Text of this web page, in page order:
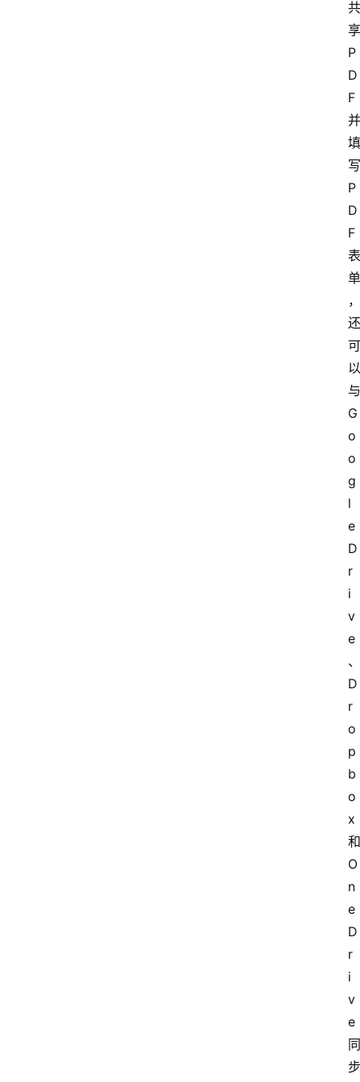
共
享
P
D
F
并
填
写
P
D
F
表
单
，
还
可
以
与
G
o
o
g
l
e
D
r
i
v
e
、
D
r
o
p
b
o
x
和
O
n
e
D
r
i
v
e
同
步